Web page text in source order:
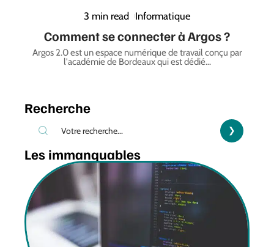
3 min read Informatique
Comment se connecter à Argos ?
Argos 2.0 est un espace numérique de travail conçu par
l'académie de Bordeaux qui est dédié…
Recherche
Les immanquables